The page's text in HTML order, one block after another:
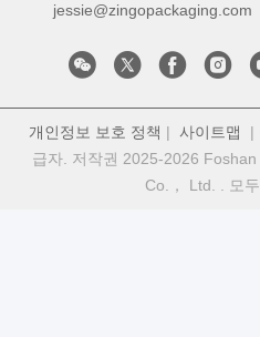
jessie@zingopackaging.com
개인정보 보호 정책 | 사이트맵
|
급자. 저작권 2025-2026
Co.， Ltd. . 모